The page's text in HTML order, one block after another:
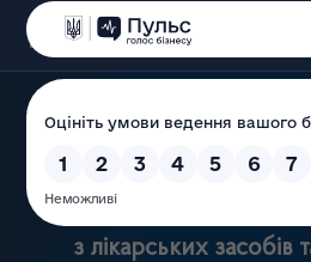
Державна
з лікарських засобів